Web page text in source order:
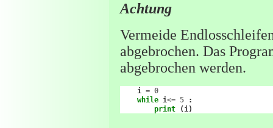
Achtung
Vermeide
abgebrochen. Das
abgebrochen werden.
i = 0
while i<= 5
:
print
(i)